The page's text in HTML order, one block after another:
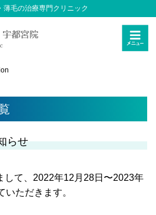
薄毛の治療専門クリニック
らせ
して、2022年12月28日〜2023年
ただきます。